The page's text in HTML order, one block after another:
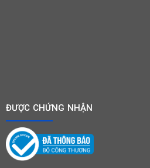
ĐƯỢC CHỨNG NHẬN